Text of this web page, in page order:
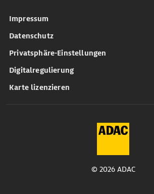
Impressum
Datenschutz
Privatsphäre-Einstellungen
Digitalregulierung
Karte lizenzieren
© 2026 ADAC